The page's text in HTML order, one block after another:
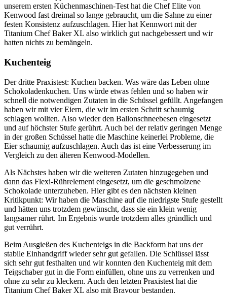
unserem ersten Küchenmaschinen-Test hat die Chef Elite von
Kenwood fast dreimal so lange gebraucht, um die Sahne zu einer
festen Konsistenz aufzuschlagen. Hier hat Kennwort mit der
Titanium Chef Baker XL also wirklich gut nachgebessert und wir
hatten nichts zu bemängeln.
Kuchenteig
Der dritte Praxistest: Kuchen backen. Was wäre das Leben ohne
Schokoladenkuchen. Uns würde etwas fehlen und so haben wir
schnell die notwendigen Zutaten in die Schüssel gefüllt. Angefangen
haben wir mit vier Eiern, die wir im ersten Schritt schaumig
schlagen wollten. Also wieder den Ballonschneebesen eingesetzt
und auf höchster Stufe gerührt. Auch bei der relativ geringen Menge
in der großen Schüssel hatte die Maschine keinerlei Probleme, die
Eier schaumig aufzuschlagen. Auch das ist eine Verbesserung im
Vergleich zu den älteren Kenwood-Modellen.
Als Nächstes haben wir die weiteren Zutaten hinzugegeben und
dann das Flexi-Rührelement eingesetzt, um die geschmolzene
Schokolade unterzuheben. Hier gibt es den nächsten kleinen
Kritikpunkt: Wir haben die Maschine auf die niedrigste Stufe gestellt
und hätten uns trotzdem gewünscht, dass sie ein klein wenig
langsamer rührt. Im Ergebnis wurde trotzdem alles gründlich und
gut verrührt.
Beim Ausgießen des Kuchenteigs in die Backform hat uns der
stabile Einhandgriff wieder sehr gut gefallen. Die Schlüssel lässt
sich sehr gut festhalten und wir konnten den Kuchenteig mit dem
Teigschaber gut in die Form einfüllen, ohne uns zu verrenken und
ohne zu sehr zu kleckern. Auch den letzten Praxistest hat die
Titanium Chef Baker XL also mit Bravour bestanden.